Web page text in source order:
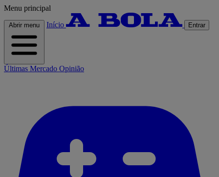
Menu principal
Abrir menu Início Entrar
Últimas Mercado Opinião